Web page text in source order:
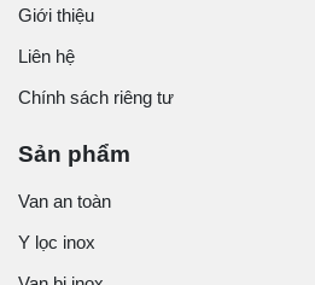
Giới thiệu
Liên hệ
Chính sách riêng tư
Sản phẩm
Van an toàn
Y lọc inox